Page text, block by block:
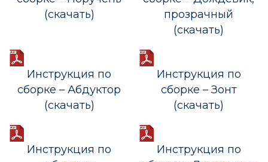
(скачать)
прозрачный
(скачать)
Инструкция по
сборке – Абдуктор
(скачать)
Инструкция по
сборке – Зонт
(скачать)
Инструкция по
Инструкция по